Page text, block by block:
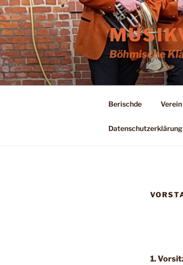
Zum
Inhalt
springen
Böhmische
Berischde Verein
Datenschutzerklärung
1.